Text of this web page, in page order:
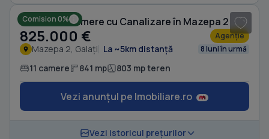
Comision 0%
Casă cu 11 camere cu Canalizare în Mazepa 2
825.000 € Agenție
Mazepa 2, Galați La ~5km distanță 8 luni în urmă
11 camere 841 mp 803 mp teren
Vezi anunțul pe Imobiliare.ro
Vezi istoricul prețurilor